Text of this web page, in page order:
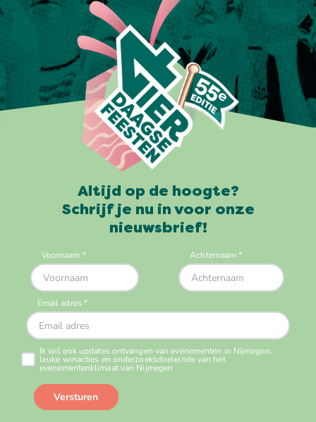
Altijd op de hoogte?
Schrijf je nu in voor onze
nieuwsbrief!